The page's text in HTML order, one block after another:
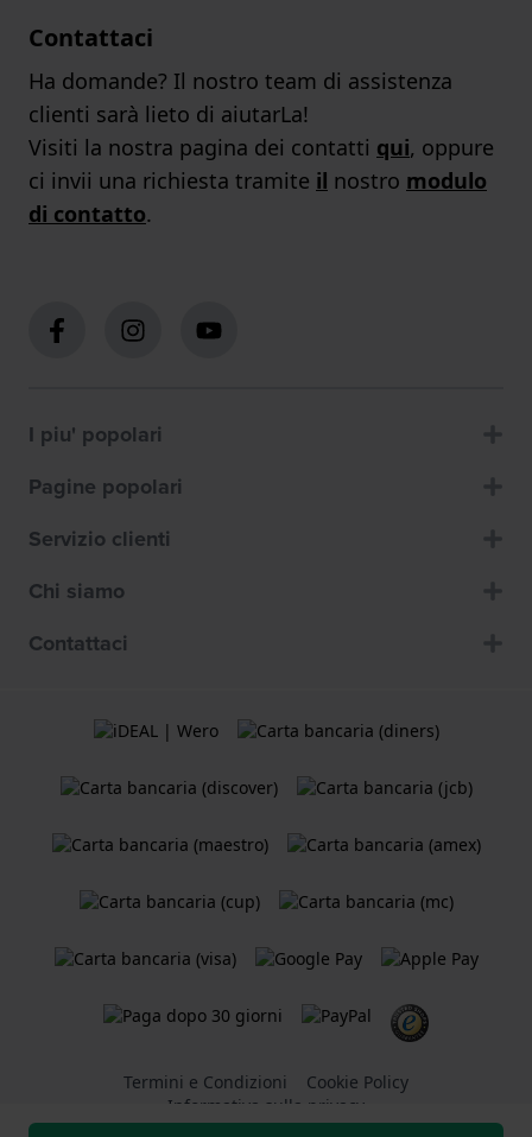
Contattaci
Ha domande? Il nostro team di assistenza
clienti sarà lieto di aiutarLa!
Visiti la nostra pagina dei contatti qui, oppure
ci invii una richiesta tramite il nostro modulo
di contatto.
I piu' popolari
Pagine popolari
Servizio clienti
Chi siamo
Contattaci
Termini e Condizioni
Cookie Policy
Informativa sulla privacy